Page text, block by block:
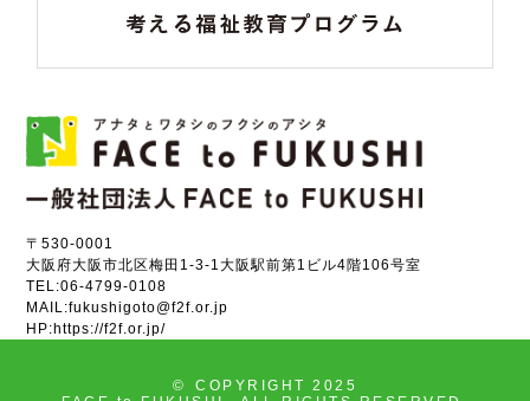
〒530-0001
大阪府大阪市北区梅田1-3-1大阪駅前第1ビル4階106号室
TEL:06-4799-0108
MAIL:fukushigoto@f2f.or.jp
HP:https://f2f.or.jp/
©
COPYRIGHT 2025